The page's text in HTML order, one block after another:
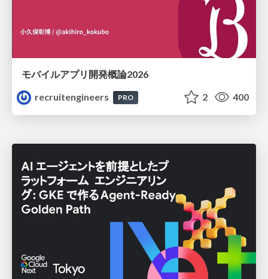
モバイルアプリ開発概論2026
recruitengineers
PRO 2 400